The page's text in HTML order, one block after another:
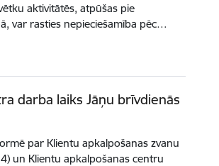
aktivitātēs, atpūšas pie
var rasties nepieciešamība pēc…
darba laiks Jāņu brīvdienās
par Klientu apkalpošanas zvanu
un Klientu apkalpošanas centru